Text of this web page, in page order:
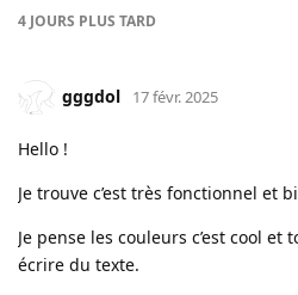
4 JOURS PLUS TARD
gggdol 17 févr. 2025
Hello !
Je trouve c’est très fonctionnel et
Je pense les couleurs c’est cool
écrire du texte.